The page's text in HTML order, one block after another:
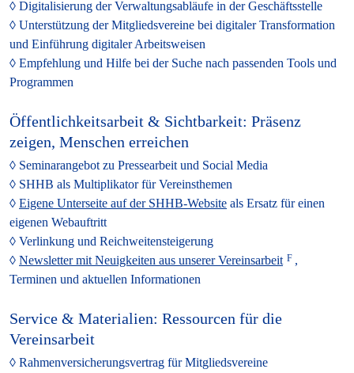
Digitalisierung der Verwaltungsabläufe in der Geschäftsstelle
Unterstützung der Mitgliedsvereine bei digitaler Transformation
und Einführung digitaler Arbeitsweisen
Empfehlung und Hilfe bei der Suche nach passenden Tools und
Programmen
Öffentlichkeitsarbeit & Sichtbarkeit: Präsenz
zeigen, Menschen erreichen
Seminarangebot zu Pressearbeit und Social Media
SHHB als Multiplikatorfür Vereinsthemen
Eigene Unterseite auf der SHHB-Website als Ersatz für einen
eigenen Webauftritt
Verlinkung und Reichweitensteigerung
Newsletter mit Neuigkeiten aus unserer Vereinsarbeit
,
Terminen und aktuellen Informationen
Service & Materialien: Ressourcen für die
Vereinsarbeit
Rahmenversicherungsvertrag für Mitgliedsvereine